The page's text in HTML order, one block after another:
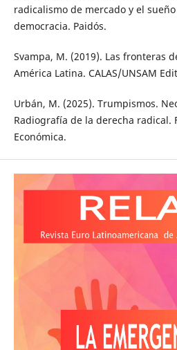
radicalismo de mercado y el
democracia. Paidós.
Svampa, M. (2019). Las fronteras
América Latina. CALAS/UNSAM
Urbán, M. (2025). Trumpismos.
Radiografía de la derecha radical.
Económica.